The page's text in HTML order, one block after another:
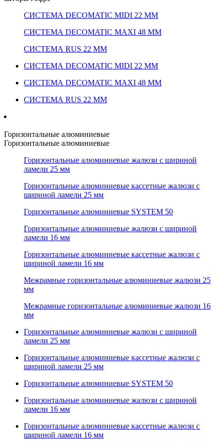
СИСТЕМА DECOMATIC MIDI 22 ММ
СИСТЕМА DECOMATIC MAXI 48 ММ
СИСТЕМА RUS 22 ММ
СИСТЕМА DECOMATIC MIDI 22 ММ
СИСТЕМА DECOMATIC MAXI 48 ММ
СИСТЕМА RUS 22 ММ
Горизонтальные алюминиевые
Горизонтальные алюминиевые
Горизонтальные алюминиевые жалюзи с шириной
ламели 25 мм
Горизонтальные алюминиевые кассетные жалюзи с
шириной ламели 25 мм
Горизонтальные алюминиевые SYSTEM 50
Горизонтальные алюминиевые жалюзи с шириной
ламели 16 мм
Горизонтальные алюминиевые кассетные жалюзи с
шириной ламели 16 мм
Межрамные горизонтальные алюминиевые жалюзи 25
мм
Межрамные горизонтальные алюминиевые жалюзи 16
мм
Горизонтальные алюминиевые жалюзи с шириной
ламели 25 мм
Горизонтальные алюминиевые кассетные жалюзи с
шириной ламели 25 мм
Горизонтальные алюминиевые SYSTEM 50
Горизонтальные алюминиевые жалюзи с шириной
ламели 16 мм
Горизонтальные алюминиевые кассетные жалюзи с
шириной ламели 16 мм